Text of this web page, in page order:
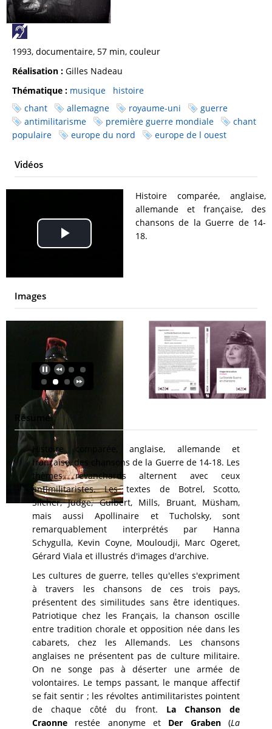
1993, documentaire, 57 min, couleur
Réalisation : Gilles Nadeau
Thématique : musique
histoire
chant
allemagne royaume-uni
guerre
antimilitarisme
première guerre mondiale
chant
populaire
europe du nord europe de l ouest
Vidéos
Play
Video
Histoire comparée, anglaise,
allemande et française, des
chansons de la Guerre de 14-
18.
Images
Résumé
Histoire comparée, anglaise, allemande et
française, des chansons de la Guerre de 14-18. Les
thèmes revanchards alternent avec ceux
antimilitaristes. Les textes de Botrel, Scotto,
Silcher, Judge, Guibert, Mills, Bruant, Müsham,
mais aussi Apollinaire et Tucholsky, sont
remarquablement interprétés par Hanna
Schygulla, Kevin Coyne, Mouloudji, Marc Ogeret,
Gérard Viala et illustrés d'images d'archive.
Les cultures de guerre, telles qu'elles s'expriment
à travers les chansons de ces trois pays,
présentent des similitudes sans être identiques.
Patriotique chez les Français, la chanson oscille
entre tradition chorale et opposition née dans les
cabarets, chez les Allemands. Les chansons
anglaises ne présentent pas de culture militaire.
On ne songe pas à déserter une armée de
volontaires. Le temps passant, le manque affectif
se fait sentir ; les révoltes antimilitaristes pointent
de chaque côté du front. La Chanson de
Craonnerestée anonyme et Der Graben(La